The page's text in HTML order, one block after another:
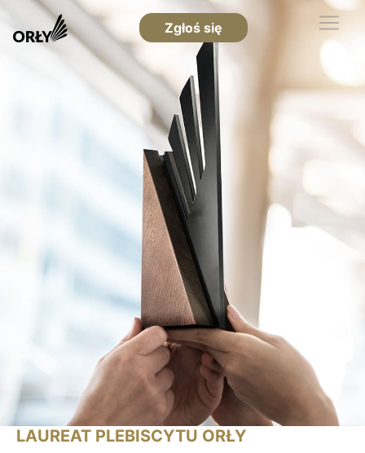
Zgłoś się
LAUREAT PLEBISCYTU ORŁY